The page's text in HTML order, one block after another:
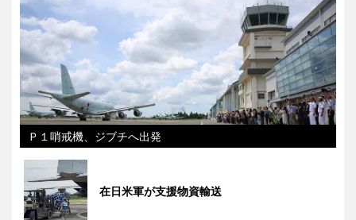
Ｐ１哨戒機、ジブチへ出発
在日米軍が支援物資輸送